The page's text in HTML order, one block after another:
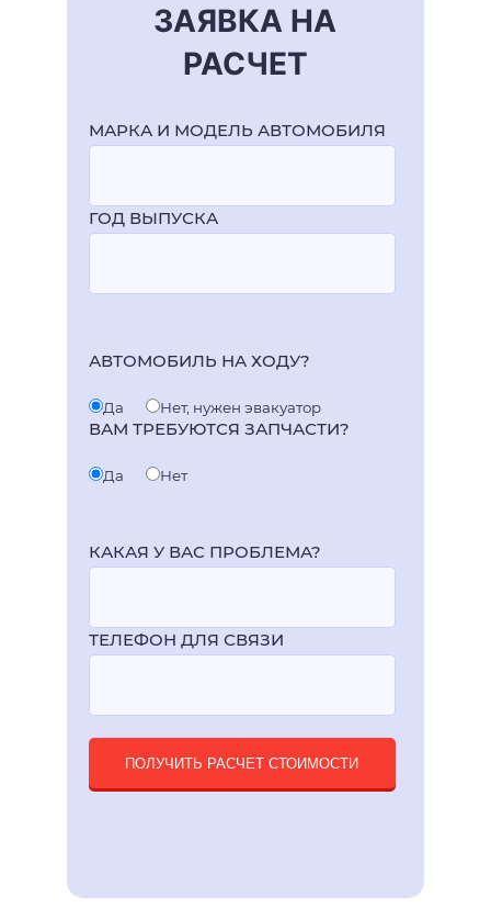
ЗАЯВКА НА
РАСЧЕТ
МАРКА И МОДЕЛЬ АВТОМОБИЛЯ
ГОД ВЫПУСКА
АВТОМОБИЛЬ НА ХОДУ?
Да Нет, нужен эвакуатор
ВАМ ТРЕБУЮТСЯ ЗАПЧАСТИ?
Да Нет
КАКАЯ У ВАС ПРОБЛЕМА?
ТЕЛЕФОН ДЛЯ СВЯЗИ
ПОЛУЧИТЬ РАСЧЕТ СТОИМОСТИ